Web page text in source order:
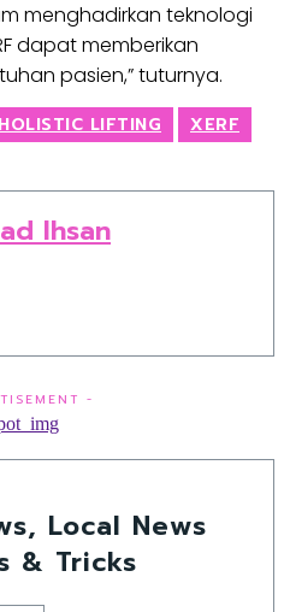
menghadirkan teknologi
dapat memberikan
pasien,” tuturnya.
HOLISTIC LIFTING XERF
Ihsan
-
Local News
& Tricks